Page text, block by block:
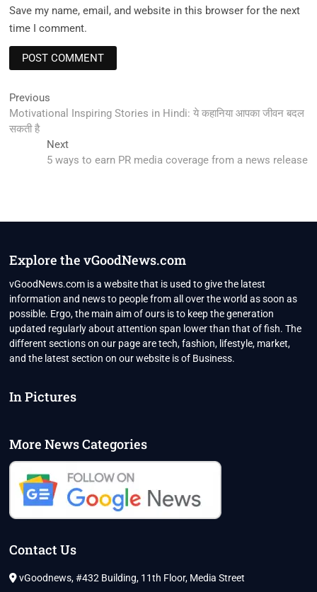
Save my name, email, and website in this browser for the next
time I comment.
Post
navigation
Previous
post:
Motivational Inspiring Stories in Hindi: ये कहानिया आपका जीवन बदल
सकती है
NextNext
post:
5 ways to earn PR media coverage from a news release
Explore the vGoodNews.com
vGoodNews.com is a website that is used to give the latest
information and news to people from all over the world as soon as
possible. Ergo, the main aim of ours is to keep the generation
updated regularly about attention span lower than that of fish. The
different sections on our page are tech, fashion, lifestyle, market,
and the latest section on our website is of Business.
In Pictures
More News Categories
Contact Us
vGoodnews, #432 Building, 11th Floor, Media Street